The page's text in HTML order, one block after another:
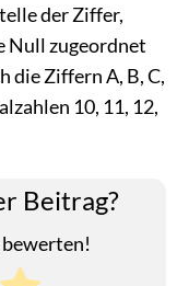
der Ziffer,
Null zugeordnet
die Ziffern A, B, C,
10, 11, 12,
Beitrag?
bewerten!